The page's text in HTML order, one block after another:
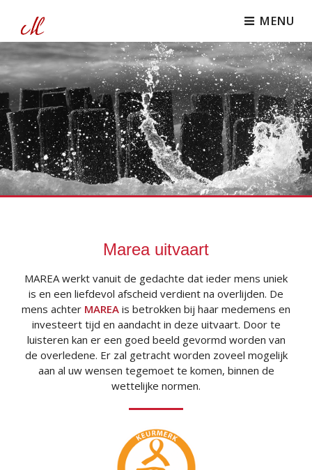
MENU
Marea uitvaart
MAREA werkt vanuit de gedachte dat ieder mens uniek
is en een liefdevol afscheid verdient na overlijden. De
mens achter MAREA is betrokken bij haar medemens en
investeert tijd en aandacht in deze uitvaart. Door te
luisteren kan er een goed beeld gevormd worden van
de overledene. Er zal getracht worden zoveel mogelijk
aan al uw wensen tegemoet te komen, binnen de
wettelijke normen.